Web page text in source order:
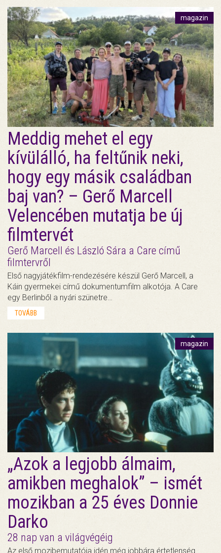
magazin
Meddig mehet el egy
kívülálló, ha feltűnik neki,
hogy egy másik családban
baj van? – Gerő Marcell
Velencében mutatja be új
filmtervét
Gerő Marcell és László Sára a Care című
filmtervről
Első nagyjátékfilm-rendezésére készül Gerő Marcell, a
Káin gyermekei című dokumentumfilm alkotója. A Care
egy Berlinből a nyári szünetre…
TOVÁBB
magazin
„Azok a legjobb álmaim,
amikben meghalok” – ismét
mozikban a 25 éves Donnie
Darko
28 nap van a világvégéig
Az első mozibemutatója idén még jobbára értetlenség